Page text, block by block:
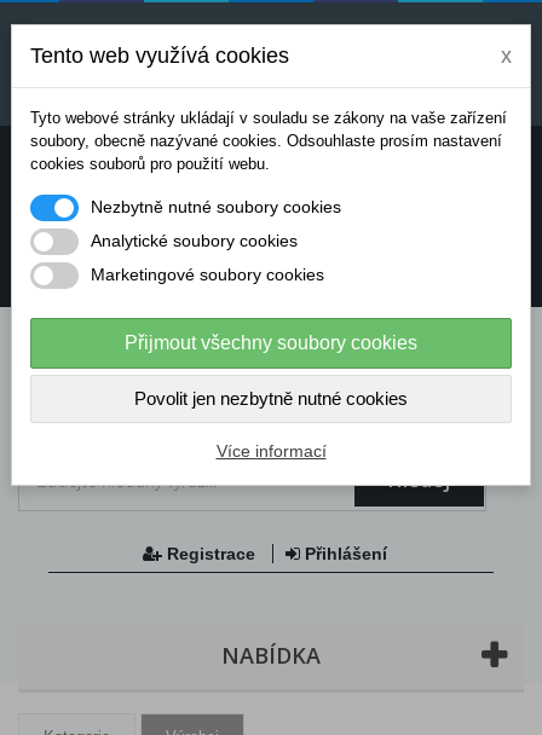
Uvedené ceny jsou orientační a mohou se měnit v
závislosti na aktuálních cenách výrobců a
dodavatelů. Pro přesnou cenovou nabídku prosím
Potřebujete poradit? Chcete objednávat telefonicky:
info@dataflex-security.com
Hledej
Registrace Přihlášení
NABÍDKA
Tento web využívá cookies x
Tyto webové stránky ukládají v souladu se zákony na vaše zařízení
soubory, obecně nazývané cookies. Odsouhlaste prosím nastavení
cookies souborů pro použití webu.
Nezbytně nutné soubory cookies
Analytické soubory cookies
Marketingové soubory cookies
Přijmout všechny soubory cookies
Povolit jen nezbytně nutné cookies
Více informací